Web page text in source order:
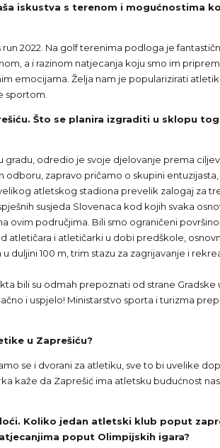
iskustva s terenom i mogućnostima
2022. Na golf terenima podloga je
a i razinom natjecanja koju smo im
emocijama. Želja nam je popularizirati
sportom.
Što se planira izgraditi u sklopu
odredio je svoje djelovanje prema
zapravo pričamo o skupini
atletskog stadiona prevelik zalogaj za
susjeda Slovenaca kod kojih svaka
ovim područjima. Bili smo ograničeni
i atletičarki u dobi predškole,
duljini 100 m, trim stazu za zagrijavanje i
bili su odmah prepoznati od strane Gradske
i uspjelo! Ministarstvo sporta i turizma
u Zaprešiću?
se i dvorani za atletiku, sve to bi uvelike
kaže da Zaprešić ima atletsku budućnost
Koliko jedan atletski klub poput
poput Olimpijskih igara?